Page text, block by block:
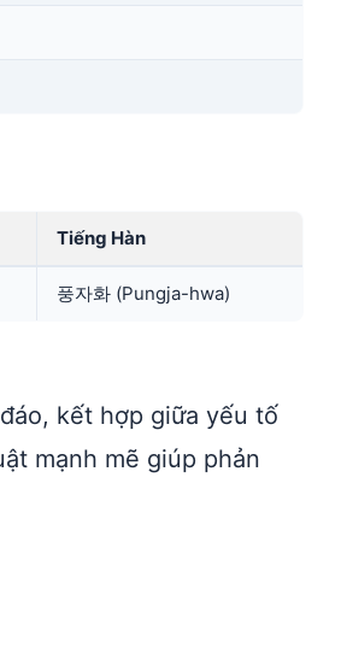
Tiếng Hàn
풍자화 (Pungja-hwa)
kết hợp giữa yếu tố
mạnh mẽ giúp phản